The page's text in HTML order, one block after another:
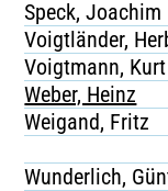
Speck, Joachim
Voigtländer,
Voigtmann, Kurt
Weber, Heinz
Weigand, Fritz
Wunderlich,